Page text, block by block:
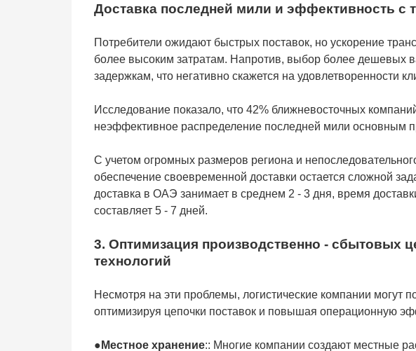
Доставка последней мили и эффективность с
Потребители ожидают быстрых поставок, но ускорение
более высоким затратам. Напротив, выбор более дешевых
задержкам, что негативно скажется на удовлетворенности
Исследование показало, что 42% ближневосточных
неэффективное распределение последней мили основным
С учетом огромных размеров региона и
обеспечение своевременной доставки остается сложной
доставка в ОАЭ занимает в среднем 2 - 3 дня, время
составляет 5 - 7 дней.
3. Оптимизация производственно - сбытовых
технологий
Несмотря на эти проблемы, логистические компании могут
оптимизируя цепочки поставок и повышая операционную
● Местное хранение:: Многие компании создают местные